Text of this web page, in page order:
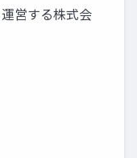
営する株式会